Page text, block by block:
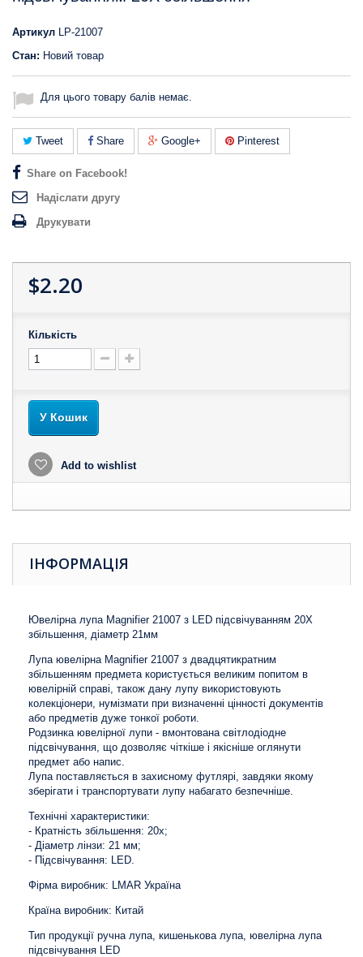
Артикул LP-21007
Стан: Новий товар
Для цього товару балів немає.
Tweet Share Google+ Pinterest
Share on Facebook!
Надіслати другу
Друкувати
$2.20
Кількість
У Кошик
Add to wishlist
ІНФОРМАЦІЯ
Ювелірна лупа Magnifier 21007 з LED підсвічуванням 20X
збільшення, діаметр 21мм
Лупа ювелірна Magnifier 21007 з двадцятикратним
збільшенням предмета користується великим попитом в
ювелірній справі, також дану лупу використовують
колекціонери, нумізмати при визначенні цінності документів
або предметів дуже тонкої роботи.
Родзинка ювелірної лупи - вмонтована світлодіодне
підсвічування, що дозволяє чіткіше і якісніше оглянути
предмет або напис.
Лупа поставляється в захисному футлярі, завдяки якому
зберігати і транспортувати лупу набагато безпечніше.
Технічні характеристики:
- Кратність збільшення: 20x;
- Діаметр лінзи: 21 мм;
- Підсвічування: LED.
Фірма виробник: LMAR Україна
Країна виробник: Китай
Тип продукції ручна лупа, кишенькова лупа, ювелірна лупа
підсвічування LED